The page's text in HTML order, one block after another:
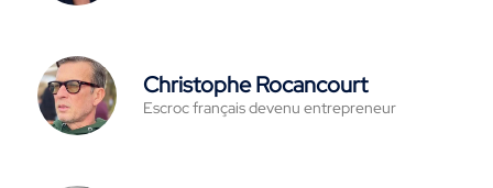
Christophe Rocancourt
Escroc français devenu entrepreneur